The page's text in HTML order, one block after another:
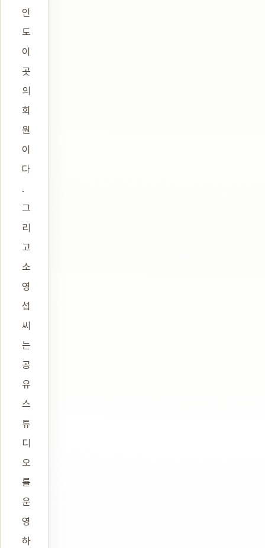
인
도
이
곳
의
회
원
이
다
.
그
리
고
소
영
섭
씨
는
공
유
스
튜
디
오
를
운
영
하